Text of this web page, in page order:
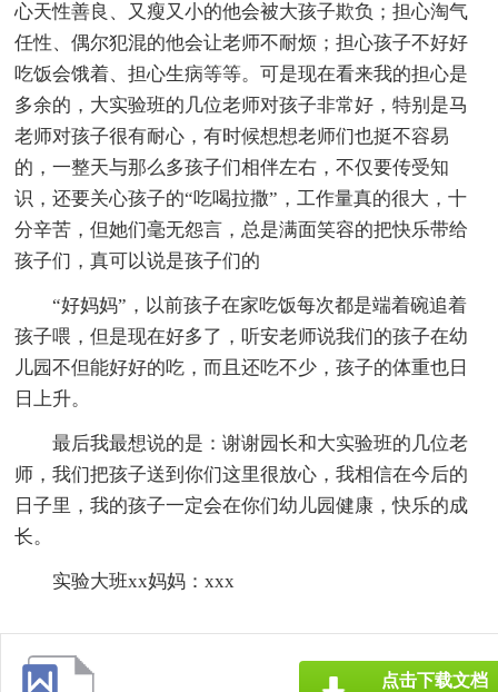
心天性善良、又瘦又小的他会被大孩子欺负；担心淘气
任性、偶尔犯混的他会让老师不耐烦；担心孩子不好好
吃饭会饿着、担心生病等等。可是现在看来我的担心是
多余的，大实验班的几位老师对孩子非常好，特别是马
老师对孩子很有耐心，有时候想想老师们也挺不容易
的，一整天与那么多孩子们相伴左右，不仅要传受知
识，还要关心孩子的“吃喝拉撒”，工作量真的很大，十
分辛苦，但她们毫无怨言，总是满面笑容的把快乐带给
孩子们，真可以说是孩子们的
“好妈妈”，以前孩子在家吃饭每次都是端着碗追着
孩子喂，但是现在好多了，听安老师说我们的孩子在幼
儿园不但能好好的吃，而且还吃不少，孩子的体重也日
日上升。
最后我最想说的是：谢谢园长和大实验班的几位老
师，我们把孩子送到你们这里很放心，我相信在今后的
日子里，我的孩子一定会在你们幼儿园健康，快乐的成
长。
实验大班xx妈妈：xxx
点击下载文档